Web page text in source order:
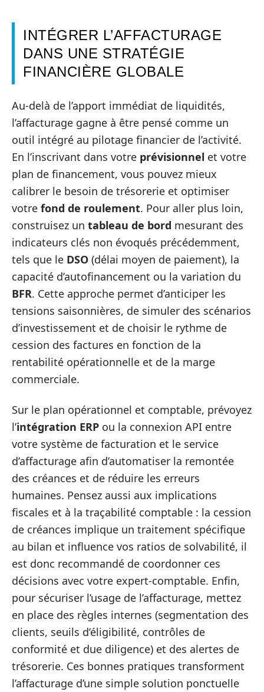
INTÉGRER L’AFFACTURAGE
DANS UNE STRATÉGIE
FINANCIÈRE GLOBALE
Au-delà de l’apport immédiat de liquidités,
l’affacturage gagne à être pensé comme un
outil intégré au pilotage financier de l’activité.
En l’inscrivant dans votre prévisionnel et votre
plan de financement, vous pouvez mieux
calibrer le besoin de trésorerie et optimiser
votre fond de roulement. Pour aller plus loin,
construisez un tableau de bord mesurant des
indicateurs clés non évoqués précédemment,
tels que le DSO (délai moyen de paiement), la
capacité d’autofinancement ou la variation du
BFR. Cette approche permet d’anticiper les
tensions saisonnières, de simuler des scénarios
d’investissement et de choisir le rythme de
cession des factures en fonction de la
rentabilité opérationnelle et de la marge
commerciale.
Sur le plan opérationnel et comptable, prévoyez
l’intégration ERP ou la connexion API entre
votre système de facturation et le service
d’affacturage afin d’automatiser la remontée
des créances et de réduire les erreurs
humaines. Pensez aussi aux implications
fiscales et à la traçabilité comptable : la cession
de créances implique un traitement spécifique
au bilan et influence vos ratios de solvabilité, il
est donc recommandé de coordonner ces
décisions avec votre expert-comptable. Enfin,
pour sécuriser l’usage de l’affacturage, mettez
en place des règles internes (segmentation des
clients, seuils d’éligibilité, contrôles de
conformité et due diligence) et des alertes de
trésorerie. Ces bonnes pratiques transforment
l’affacturage d’une simple solution ponctuelle